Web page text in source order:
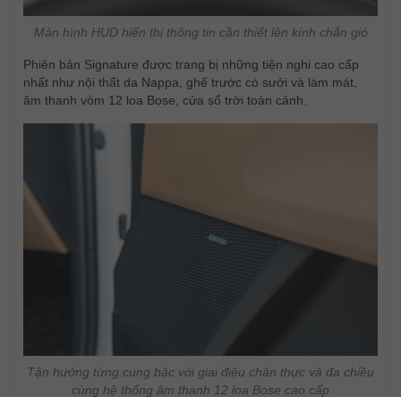
Màn hình HUD hiển thị thông tin cần thiết lên kính chắn gió
Phiên bản Signature được trang bị những tiện nghi cao cấp
nhất như nội thất da Nappa, ghế trước có sưởi và làm mát,
âm thanh vòm 12 loa Bose, cửa sổ trời toàn cảnh.
Tận hưởng từng cung bậc với giai điệu chân thực và đa chiều
cùng hệ thống âm thanh 12 loa Bose cao cấp